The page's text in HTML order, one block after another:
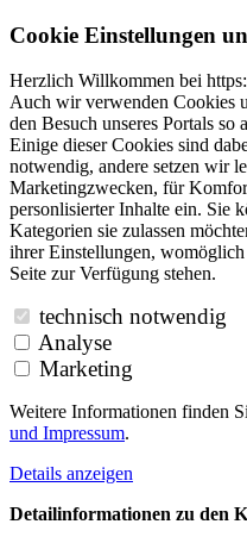
Cookie Einstellungen
Herzlich Willkommen bei
Auch wir verwenden Cookies
den Besuch unseres Portals so
Einige dieser Cookies sind
notwendig, andere setzen wir
Marketingzwecken, für
personlisierter Inhalte ein. Sie
Kategorien sie zulassen
ihrer Einstellungen,
Seite zur Verfügung stehen.
technisch notwendig
Analyse
Marketing
Weitere Informationen finden
und Impressum.
Details anzeigen
Detailinformationen zu den